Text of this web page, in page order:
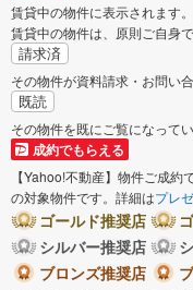
賃貸中の物件に表示されます。
賃貸中の物件は、原則ご自身
請求済
その物件が資料請求・お問い
既読
その物件を既にご覧になって
成約でもらえる
【Yahoo!不動産】物件ご成
の対象物件です。詳細はプレ
ゴールド推奨店
シルバー推奨店
ブロンズ推奨店